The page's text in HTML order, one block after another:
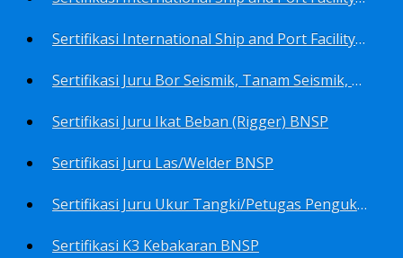
Sertifikasi International Ship and Port Facility Security Code/ISPS Code training for Security Area Manager BNSP
Sertifikasi Juru Bor Seismik, Tanam Seismik, Tembak Seismik BNSP
Sertifikasi Juru Ikat Beban (Rigger) BNSP
Sertifikasi Juru Las/Welder BNSP
Sertifikasi Juru Ukur Tangki/Petugas Pengukur Tangki Migas BNSP
Sertifikasi K3 Kebakaran BNSP